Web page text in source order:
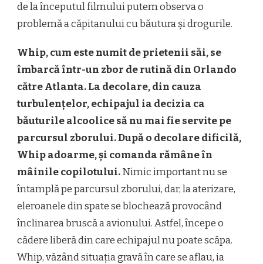
de la începutul filmului putem observa o
problemă a căpitanului cu băutura și drogurile.
Whip, cum este numit de prietenii săi, se
îmbarcă într-un zbor de rutină din Orlando
către Atlanta. La decolare, din cauza
turbulențelor, echipajul ia decizia ca
băuturile alcoolice să nu mai fie servite pe
parcursul zborului. După o decolare dificilă,
Whip adoarme, și comanda rămâne în
mâinile copilotului.Nimic important nu se
întamplă pe parcursul zborului, dar, la aterizare,
eleroanele din spate se blochează provocând
înclinarea bruscă a avionului. Astfel, începe o
cădere liberă din care echipajul nu poate scăpa.
Whip, văzând situația gravă în care se aflau, ia